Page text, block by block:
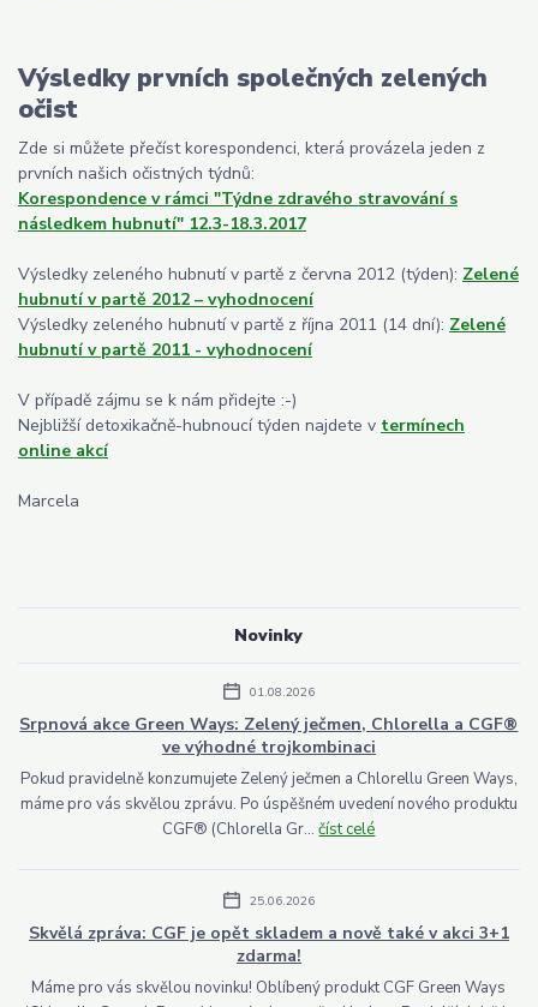
Novinky
01.08.2026
Srpnová akce Green Ways: Zelený ječmen, Chlorella a CGF®
ve výhodné trojkombinaci
Pokud pravidelně konzumujete Zelený ječmen a Chlorellu Green Ways,
máme pro vás skvělou zprávu. Po úspěšném uvedení nového produktu
CGF® (Chlorella Gr...číst celé
25.06.2026
Skvělá zpráva: CGF je opět skladem a nově také v akci 3+1
zdarma!
Máme pro vás skvělou novinku! Oblíbený produkt CGF Green Ways
Výsledky prvních společných zelených
očist
Zde si můžete přečíst korespondenci, která provázela jeden z
prvních našich očistných týdnů:
Korespondence v rámci "Týdne zdravého stravování s
následkem hubnutí" 12.3-18.3.2017
Výsledky zeleného hubnutí v partě z června 2012 (týden): Zelené
hubnutí v partě 2012 – vyhodnocení
Výsledky zeleného hubnutí v partě z října 2011 (14 dní): Zelené
hubnutí v partě 2011 - vyhodnocení
V případě zájmu se k nám přidejte :-)
Nejbližší detoxikačně-hubnoucí týden najdete v termínech
online akcí
Marcela